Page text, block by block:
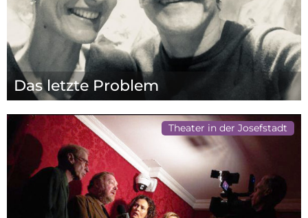
Das letzte Problem
Theater in der Josefstadt